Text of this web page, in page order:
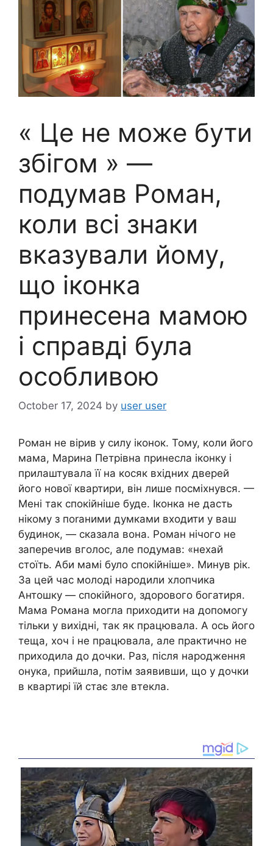
« Це не може бути
збігом » —
подумав Роман,
коли всі знаки
вказували йому,
що іконка
принесена мамою
і справді була
особливою
October 17, 2024 by user user
Роман не вірив у силу іконок. Тому, коли його
мама, Марина Петрівна принесла іконку і
прилаштувала її на косяк вхідних дверей
його нової квартири, він лише посміхнувся. —
Мені так спокійніше буде. Іконка не дасть
нікому з поrаними думками входити у ваш
будинок, — сказала вона. Роман нічого не
заперечив вголос, але подумав: «нехай
стоїть. Аби мамі було спокійніше». Минув рік.
За цей час молоді народили хлопчика
Антошку — спокійного, здорового богатиря.
Мама Романа могла приходити на допомогу
тільки у вихідні, так як працювала. А ось його
теща, хоч і не працювала, але практично не
приходила до дочки. Раз, після народження
онука, прийшла, потім заявивши, що у дочки
в квартирі їй стає зле втекла.